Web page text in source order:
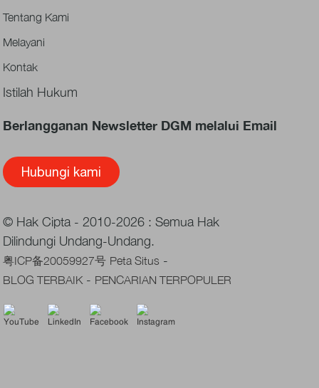
Tentang Kami
Melayani
Kontak
Istilah Hukum
Berlangganan Newsletter DGM melalui Email
Hubungi kami
© Hak Cipta - 2010-2026 : Semua Hak
Dilindungi Undang-Undang.
粤ICP备20059927号 Peta Situs -
BLOG TERBAIK - PENCARIAN TERPOPULER